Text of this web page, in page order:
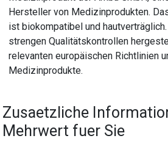
Hersteller von Medizinprodukten.
ist biokompatibel und
strengen Qualitätskontrollen
relevanten europäischen Richtlinien
Medizinprodukte.
Zusaetzliche
Mehrwert fuer Sie